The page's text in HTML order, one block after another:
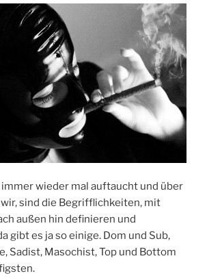
immer wieder mal auftaucht und über
sind die Begrifflichkeiten, mit
außen hin definieren und
gibt es ja so einige. Dom und Sub,
Sadist, Masochist, Top und Bottom